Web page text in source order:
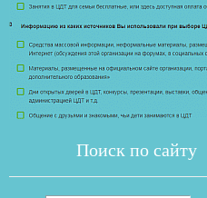
Поиск по сайту